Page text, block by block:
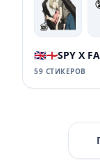
59 СТИКЕРОВ